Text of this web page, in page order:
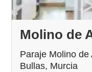
Molino de
Paraje Molino de
Bullas, Murcia